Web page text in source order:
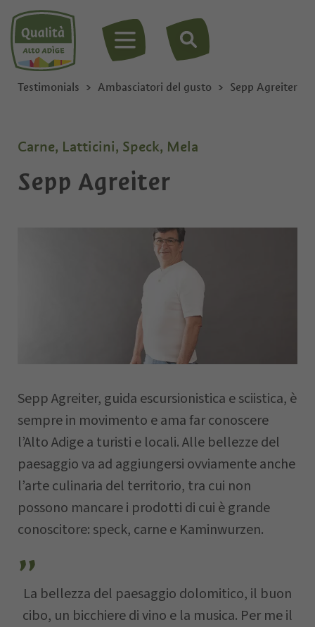
MENU
Testimonials Ambasciatori del gusto Sepp Agreiter
Carne, Latticini, Speck, Mela
Sepp Agreiter
Sepp Agreiter, guida escursionistica e sciistica, è
sempre in movimento e ama far conoscere
l’Alto Adige a turisti e locali. Alle bellezze del
paesaggio va ad aggiungersi ovviamente anche
l’arte culinaria del territorio, tra cui non
possono mancare i prodotti di cui è grande
conoscitore: speck, carne e Kaminwurzen.
La bellezza del paesaggio dolomitico, il buon
cibo, un bicchiere di vino e la musica. Per me il
Cognome
Azienda
CAP
Comune